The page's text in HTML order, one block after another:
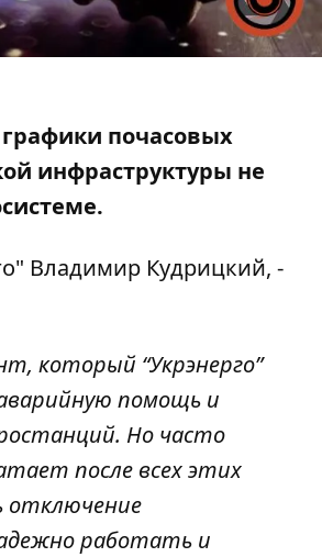
графики почасовых
инфраструктуры не
Владимир Кудрицкий, -
который “Укрэнерго”
помощь и
Но часто
после всех этих
отключение
работать и